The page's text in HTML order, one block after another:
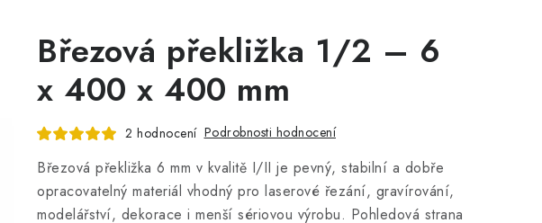
Březová překližka 1/2 – 6
x 400 x 400 mm
2 hodnocení Podrobnosti hodnocení
Březová překližka 6 mm v kvalitě I/II je pevný, stabilní a dobře
opracovatelný materiál vhodný pro laserové řezání, gravírování,
modelářství, dekorace i menší sériovou výrobu. Pohledová strana